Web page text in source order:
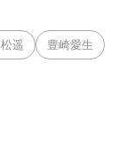
松遥 豊崎愛生